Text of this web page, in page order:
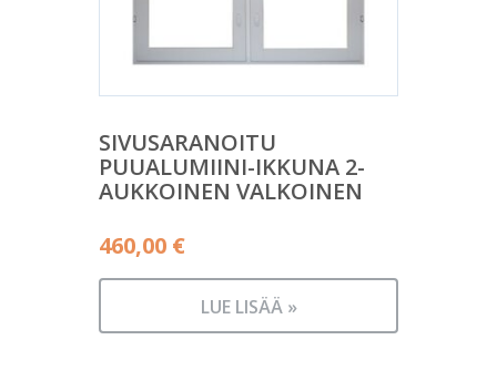
SIVUSARANOITU
PUUALUMIINI-IKKUNA 2-
AUKKOINEN VALKOINEN
460,00 €
LUE LISÄÄ »